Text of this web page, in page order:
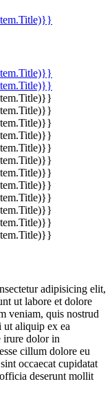
adipisicing elit,
ut labore et dolore
veniam, quis nostrud
ut aliquip ex ea
irure dolor in
cillum dolore eu
occaecat cupidatat
deserunt mollit